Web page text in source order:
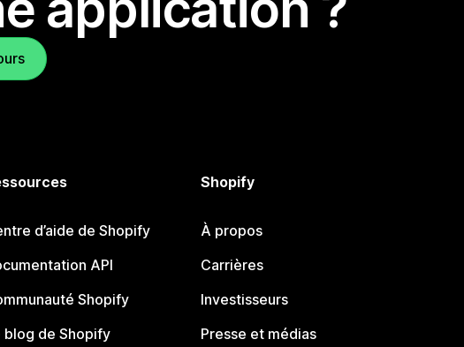
d’aide de Shopify
API
Shopify
blog de Shopify
Shopify
À propos
Carrières
Investisseurs
Presse et médias